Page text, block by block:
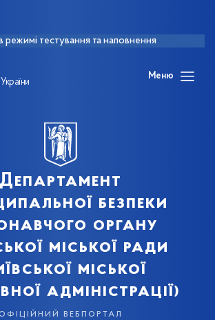
режимі тестування та наповнення
Меню
Департамент
безпеки
органу
міської ради
міської
адміністрації)
офіційний вебпортал